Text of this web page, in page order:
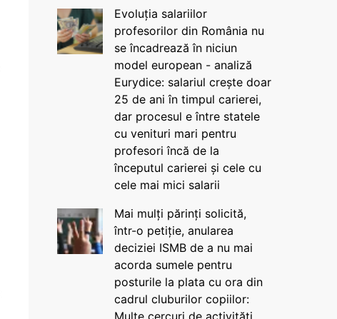
Evoluția salariilor
profesorilor din România nu
se încadrează în niciun
model european - analiză
Eurydice: salariul crește doar
25 de ani în timpul carierei,
dar procesul e între statele
cu venituri mari pentru
profesori încă de la
începutul carierei și cele cu
cele mai mici salarii
Mai mulți părinți solicită,
într-o petiție, anularea
deciziei ISMB de a nu mai
acorda sumele pentru
posturile la plata cu ora din
cadrul cluburilor copiilor:
Multe cercuri de activități